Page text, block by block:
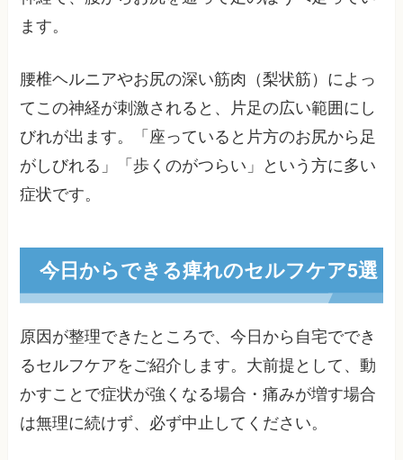
ます。
腰椎ヘルニアやお尻の深い筋肉（梨状筋）によっ
てこの神経が刺激されると、片足の広い範囲にし
びれが出ます。「座っていると片方のお尻から足
がしびれる」「歩くのがつらい」という方に多い
症状です。
今日からできる痺れのセルフケア5選
原因が整理できたところで、今日から自宅ででき
るセルフケアをご紹介します。大前提として、動
かすことで症状が強くなる場合・痛みが増す場合
は無理に続けず、必ず中止してください。